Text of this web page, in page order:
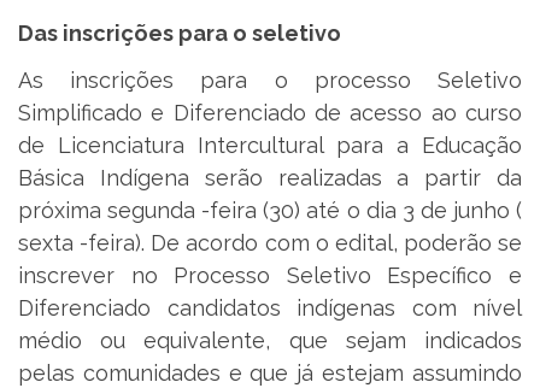
Das inscrições para o seletivo
As inscrições para o processo Seletivo
Simplificado e Diferenciado de acesso ao curso
de Licenciatura Intercultural para a Educação
Básica Indígena serão realizadas a partir da
próxima segunda -feira (30) até o dia 3 de junho (
sexta -feira). De acordo com o edital, poderão se
inscrever no Processo Seletivo Específico e
Diferenciado candidatos indígenas com nível
médio ou equivalente, que sejam indicados
pelas comunidades e que já estejam assumindo